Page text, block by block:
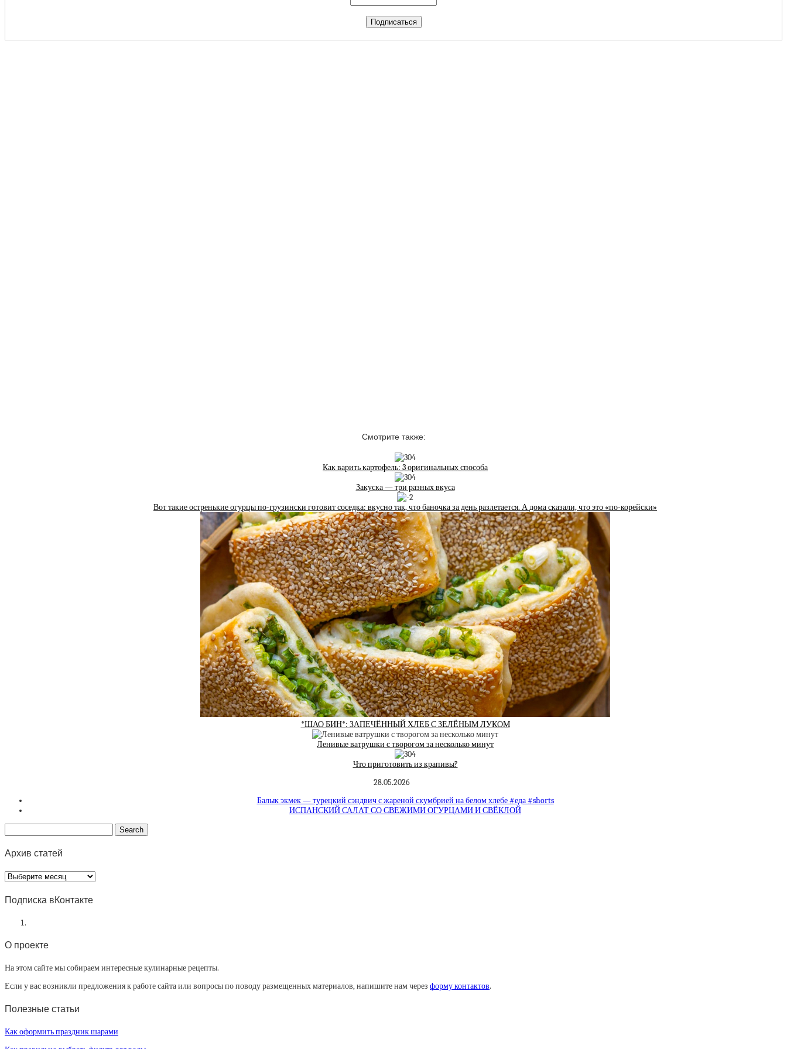
Смотрите также:
Как варить картофель: 3 оригинальных способа
Закуска — три разных вкуса
Вот такие остренькие огурцы по-грузински готовит соседка: вкусно так, что баночка за день разлетается. А дома сказали, что это «по-корейски»
*ШАО БИН*: ЗАПЕЧЁННЫЙ ХЛЕБ С ЗЕЛЁНЫМ ЛУКОМ
Ленивые ватрушки с творогом за несколько минут
Что приготовить из крапивы?
28.05.2026
Балык экмек — турецкий сэндвич с жареной скумбрией на белом хлебе #еда #shorts
ИСПАНСКИЙ САЛАТ СО СВЕЖИМИ ОГУРЦАМИ И СВЁКЛОЙ
Архив статей
Архив
статей
Подписка вКонтакте
О проекте
На этом сайте мы собираем интересные кулинарные рецепты.
Если у вас возникли предложения к работе сайта или вопросы по поводу размещенных материалов, напишите нам через форму контактов.
Полезные статьи
Как оформить праздник шарами